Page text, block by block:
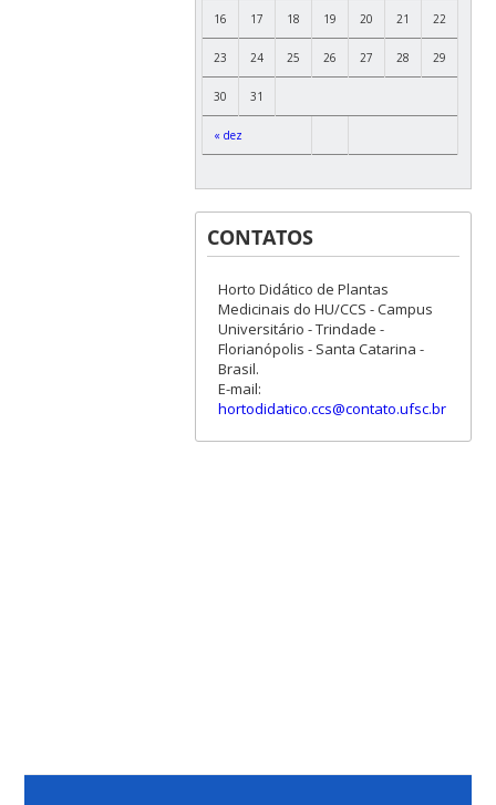
« dez
16 17 18 19 20 21 22
23 24 25 26 27 28 29
30 31
CONTATOS
Horto Didático de Plantas
Medicinais do HU/CCS - Campus
Universitário - Trindade -
Florianópolis - Santa Catarina -
Brasil.
E-mail:
hortodidatico.ccs@contato.ufsc.br